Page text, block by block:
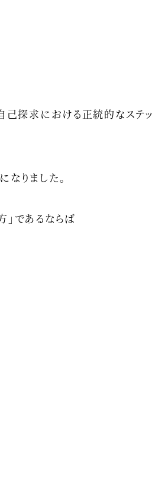
己探求における正統的なステ
なりました。
」であるならば